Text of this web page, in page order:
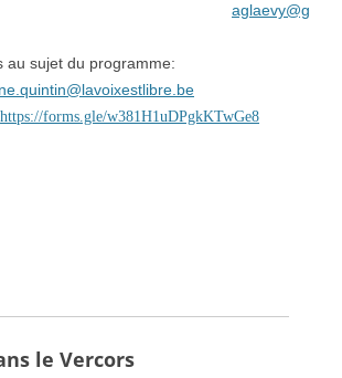
aglaevy@g
au sujet du programme:
https://forms.gle/w381H1uDPgkKTwGe8
le Vercors